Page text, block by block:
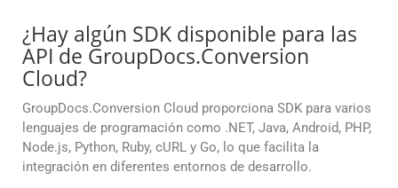
¿Hay algún SDK disponible para las
API de GroupDocs.Conversion
Cloud?
GroupDocs.Conversion Cloud proporciona SDK para varios
lenguajes de programación como .NET, Java, Android, PHP,
Node.js, Python, Ruby, cURL y Go, lo que facilita la
integración en diferentes entornos de desarrollo.